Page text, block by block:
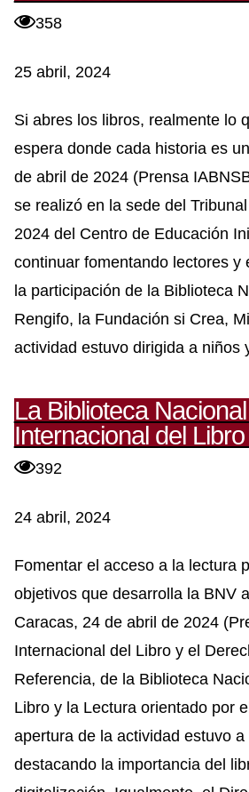
358
25 abril, 2024
Si abres los libros, realmente lo
espera donde cada historia es
de abril de 2024 (Prensa
se realizó en la sede del
2024 del Centro de Educación
continuar fomentando lectores
la participación de la Biblioteca
Rengifo, la Fundación si Crea,
actividad estuvo dirigida a niños
La Biblioteca
Internacional del
392
24 abril, 2024
Fomentar el acceso a la lectura
objetivos que desarrolla la BNV
Caracas, 24 de abril de 2024
Internacional del Libro y el
Referencia, de la Biblioteca
Libro y la Lectura orientado por
apertura de la actividad estuvo
destacando la importancia del